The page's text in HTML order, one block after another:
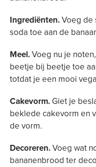
Ingrediënten.Voeg de
soda toe aan de
Meel.Voeg nu je
beetje bij beetje toe
totdat je een mooi
Cakevorm. Giet je
beklede cakevorm en
de vorm.
Decoreren.Voeg wat
bananenbrood ter